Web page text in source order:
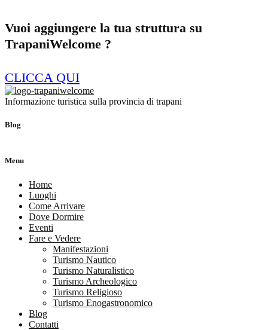
Vuoi aggiungere la tua struttura su
TrapaniWelcome ?
CLICCA QUI
Informazione turistica sulla provincia di trapani
Blog
Menu
Home
Luoghi
Come Arrivare
Dove Dormire
Eventi
Fare e Vedere
Manifestazioni
Turismo Nautico
Turismo Naturalistico
Turismo Archeologico
Turismo Religioso
Turismo Enogastronomico
Blog
Contatti